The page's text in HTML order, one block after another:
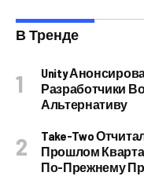
В Тренде
Unity
Разработчики
Альтернативу
Take-Two
Прошлом
По-Прежнему